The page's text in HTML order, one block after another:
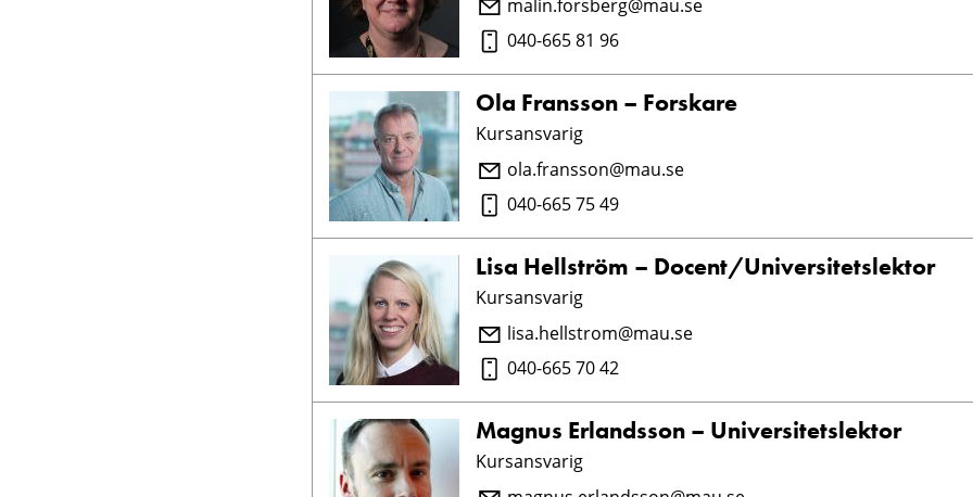
malin.forsberg@mau.se
040-665 81 96
Ola Fransson – Forskare
Kursansvarig
ola.fransson@mau.se
040-665 75 49
Lisa Hellström – Docent/Universitetslektor
Kursansvarig
lisa.hellstrom@mau.se
040-665 70 42
Magnus Erlandsson – Universitetslektor
Kursansvarig